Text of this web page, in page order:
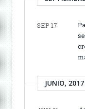
SEP 17
JUNIO, 2017